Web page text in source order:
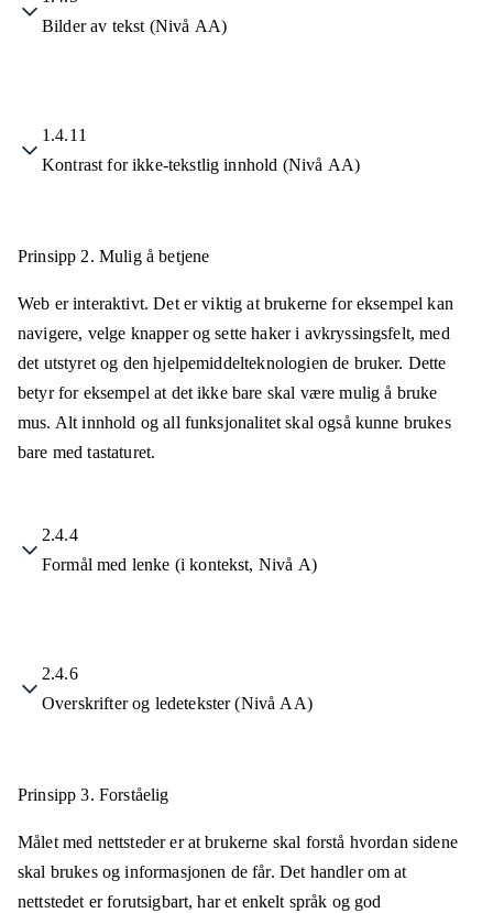
Bilder av tekst (Nivå AA)
1.4.11
Kontrast for ikke-tekstlig innhold (Nivå AA)
Prinsipp 2. Mulig å betjene
Web er interaktivt. Det er viktig at brukerne for eksempel kan
navigere, velge knapper og sette haker i avkryssingsfelt, med
det utstyret og den hjelpemiddelteknologien de bruker. Dette
betyr for eksempel at det ikke bare skal være mulig å bruke
mus. Alt innhold og all funksjonalitet skal også kunne brukes
bare med tastaturet.
2.4.4
Formål med lenke (i kontekst, Nivå A)
2.4.6
Overskrifter og ledetekster (Nivå AA)
Prinsipp 3. Forståelig
Målet med nettsteder er at brukerne skal forstå hvordan sidene
skal brukes og informasjonen de får. Det handler om at
nettstedet er forutsigbart, har et enkelt språk og god